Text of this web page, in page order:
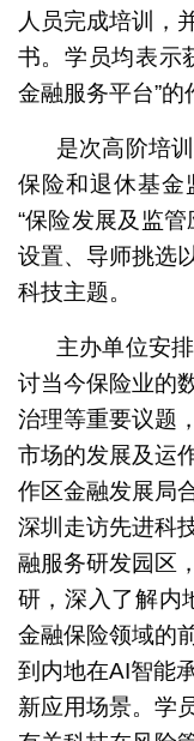
人员完成培训，
书。学员均表示
金融服务平台”的
是次高阶培
保险和退休基金
“保险发展及监
设置、导师挑选
科技主题。
主办单位安
讨当今保险业的
治理等重要议题
市场的发展及运
作区金融发展局
深圳走访先进科
融服务研发园区
研，深入了解内
金融保险领域的
到内地在AI智能
新应用场景。学